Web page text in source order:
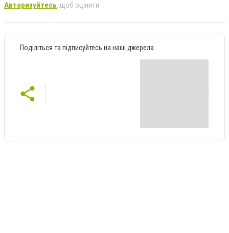
Авторизуйтесь, щоб оцінити
Поділіться та підписуйтесь на наші джерела